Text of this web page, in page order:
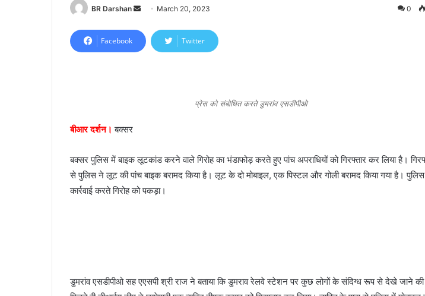
BR Darshan
n
d
March 20, 2023 0
Facebook Twitter
प्रेस को संबोधित करते डुमरांव एसडीपीओ
बीआर दर्शन। बक्सर
बक्सर पुलिस में बाइक लूटकांड करने वाले गिरोह का भंडाफोड़ करते हुए पांच अपराधियों को गिरफ्तार कर लिया है।
से पुलिस ने लूट की पांच बाइक बरामद किया है। लूट के दो मोबाइल, एक पिस्टल और गोली बरामद किया गया है।
कार्रवाई करते गिरोह को पकड़ा।
डुमरांव एसडीपीओ सह एएसपी श्री राज ने बताया कि डुमराव रेलवे स्टेशन पर कुछ लोगों के संदिग्ध रूप से देखे जाने